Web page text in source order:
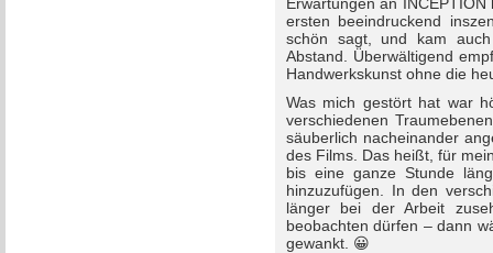
ersten beeindruckend
schön sagt, und kam
Abstand. Überwältigend
Handwerkskunst ohne die
Was mich gestört hat war
verschiedenen
säuberlich nacheinander
des Films. Das heißt, für
bis eine ganze Stunde
hinzuzufügen. In den
länger bei der Arbeit
beobachten dürfen – dann
gewankt. 😀